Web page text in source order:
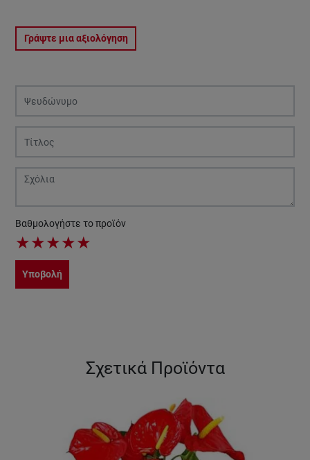
Γράψτε μια αξιολόγηση
Βαθμολογήστε το προϊόν
★★★★★
Υποβολή
Σχετικά Προϊόντα